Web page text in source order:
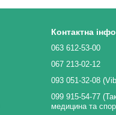
Контактна
063 612-53-00
067 213-02-12
093 051-32-08
099 915-54-77
медицина та